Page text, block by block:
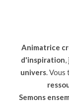
Animatrice
d'inspiration,
univers. Vous
Semons